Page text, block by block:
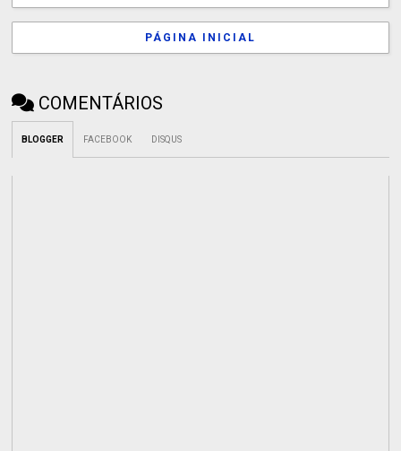
PÁGINA INICIAL
COMENTÁRIOS
BLOGGER FACEBOOK DISQUS